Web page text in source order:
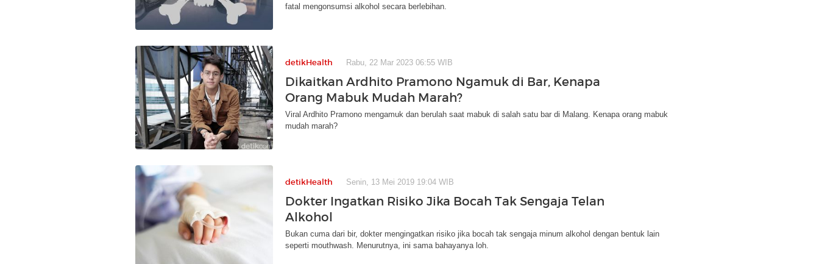
fatal mengonsumsi alkohol secara berlebihan.
detikHealth Rabu, 22 Mar 2023 06:55 WIB
Dikaitkan Ardhito Pramono Ngamuk di Bar, Kenapa
Orang Mabuk Mudah Marah?
Viral Ardhito Pramono mengamuk dan berulah saat mabuk di salah satu bar di Malang. Kenapa orang mabuk
mudah marah?
detikHealth Senin, 13 Mei 2019 19:04 WIB
Dokter Ingatkan Risiko Jika Bocah Tak Sengaja Telan
Alkohol
Bukan cuma dari bir, dokter mengingatkan risiko jika bocah tak sengaja minum alkohol dengan bentuk lain
seperti mouthwash. Menurutnya, ini sama bahayanya loh.